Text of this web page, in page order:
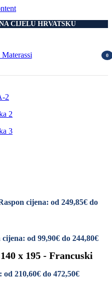
CIJELU HRVATSKU
0
cijena: od 249,85€ do
cijena: od 99,90€ do 244,80€
x 195 - Francuski
od 210,60€ do 472,50€